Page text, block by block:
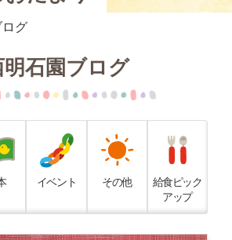
グ
明石園ブログ
イベント その他
給食ピック
アップ